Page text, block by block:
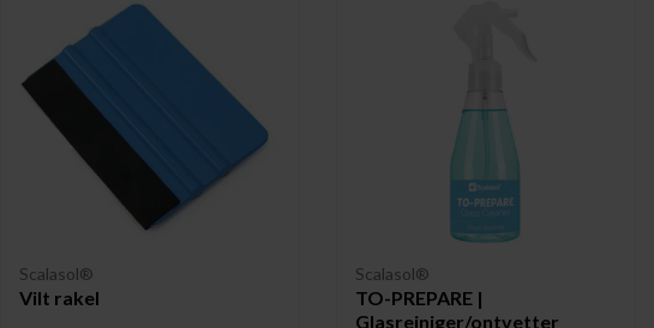
Scalasol®
Vilt rakel
Scalasol®
TO-PREPARE |
Glasreiniger/ontvetter